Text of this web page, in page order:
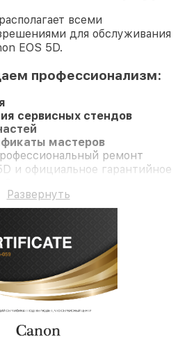
всеми
для обслуживания
EOS 5D.
профессионализм:
сервисных стендов
мастеров
ремонт
и официальное гарантийное
Развернуть